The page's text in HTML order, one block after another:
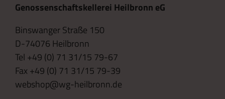
Genossenschaftskellerei Heilbronn eG
Binswanger Straße 150
D-74076 Heilbronn
Tel +49 (0) 71 31/15 79-67
Fax +49 (0) 71 31/15 79-39
webshop@wg-heilbronn.de